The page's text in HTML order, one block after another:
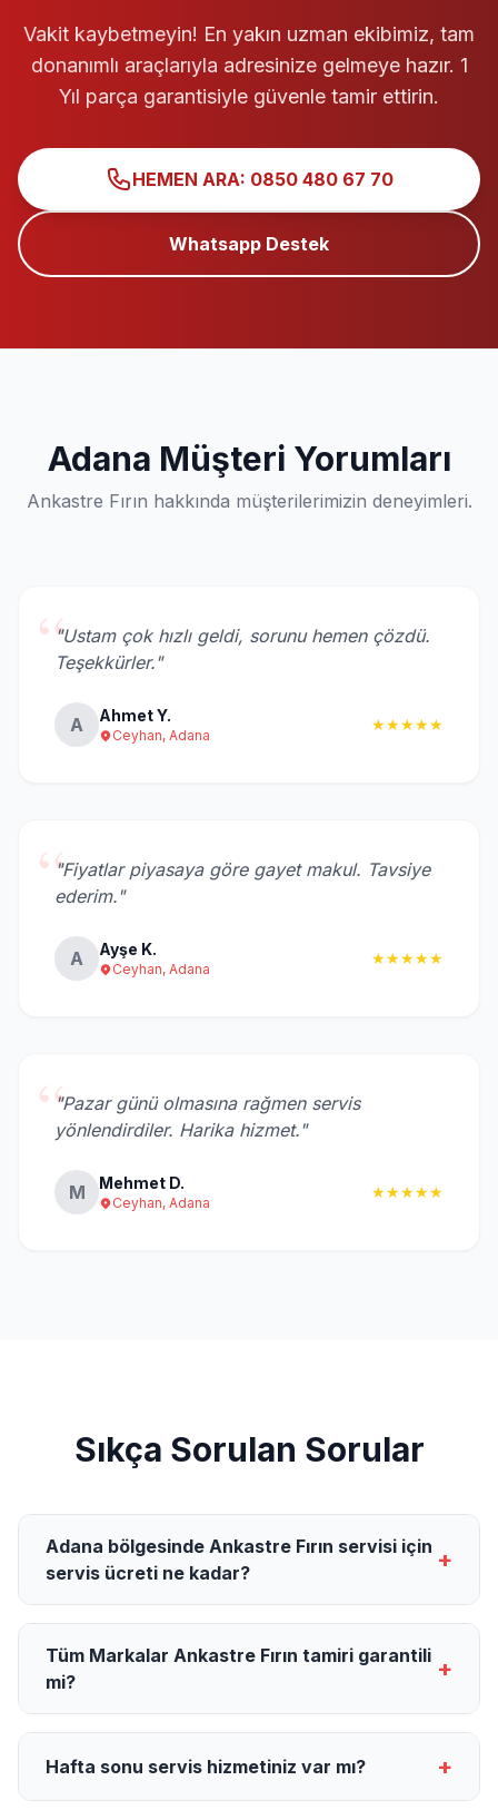
Vakit kaybetmeyin! En yakın uzman ekibimiz, tam
donanımlı araçlarıyla adresinize gelmeye hazır. 1
Yıl parça garantisiyle güvenle tamir ettirin.
HEMEN ARA: 0850 480 67 70
Whatsapp Destek
Adana Müşteri Yorumları
Ankastre Fırın hakkında müşterilerimizin deneyimleri.
“"Ustam çok hızlı geldi, sorunu hemen çözdü.
Teşekkürler."
A Ahmet Y.
Ceyhan, Adana
★★★★★
“"Fiyatlar piyasaya göre gayet makul. Tavsiye
ederim."
A Ayşe K.
Ceyhan, Adana
★★★★★
“"Pazar günü olmasına rağmen servis
yönlendirdiler. Harika hizmet."
M Mehmet D.
Ceyhan, Adana
★★★★★
Sıkça Sorulan Sorular
Adana bölgesinde Ankastre Fırın servisi için
servis ücreti ne kadar?
+
Tüm Markalar Ankastre Fırın tamiri garantili
mi?
+
Hafta sonu servis hizmetiniz var mı? +